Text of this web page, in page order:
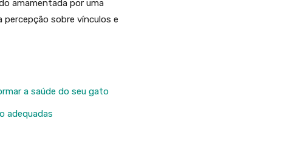
amamentada por uma
sobre vínculos e
a saúde do seu gato
adequadas